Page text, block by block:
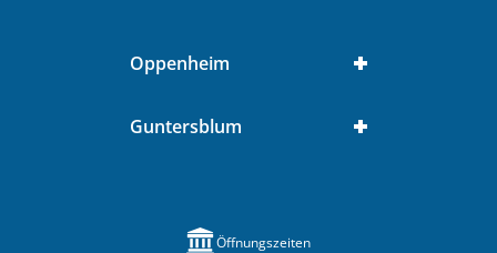
Oppenheim
Guntersblum
Öffnungszeiten